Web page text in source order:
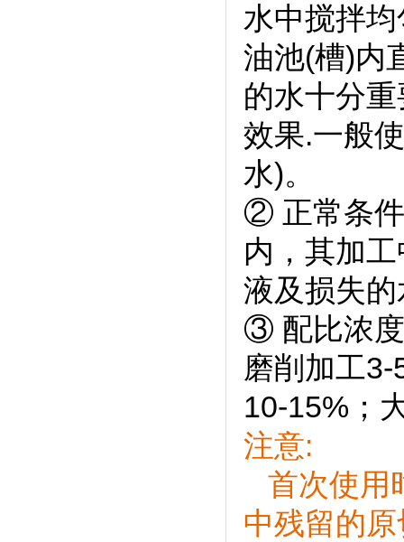
水中搅拌
油池(槽)内
的水十分
效果.一般
水)。
② 正常条
内，其加
液及损失
③ 配比浓度
磨削加工
10-15%；
注意:
首次使用
中残留的